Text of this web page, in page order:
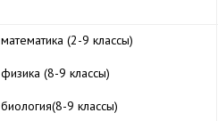
математика (2-9 классы)
физика (8-9 классы)
биология(8-9 классы)